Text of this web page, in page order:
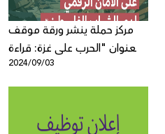
مركز حملة ينشر ورقة موقف
بعنوان "الحرب على غزة: قراءة
تحليليّة في التبعات والآثار على
الأمان الرقميّ لدى الشباب
2024/09/03